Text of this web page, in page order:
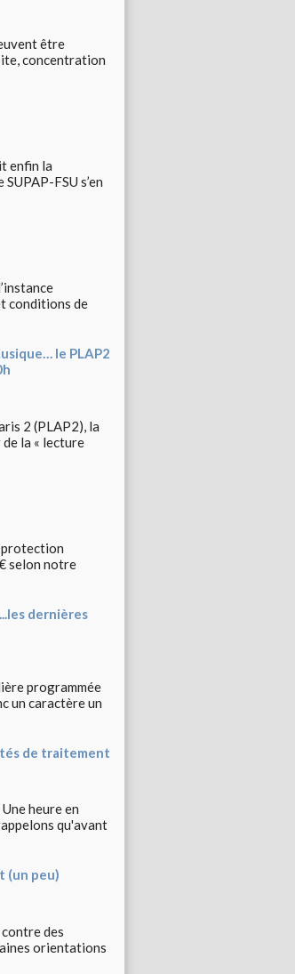
être
concentration
enfin la
FSU s’en
conditions de
le PLAP2
2 (PLAP2), la
la « lecture
protection
selon notre
dernières
programmée
un caractère un
de traitement
heure en
qu'avant
(un peu)
des
orientations